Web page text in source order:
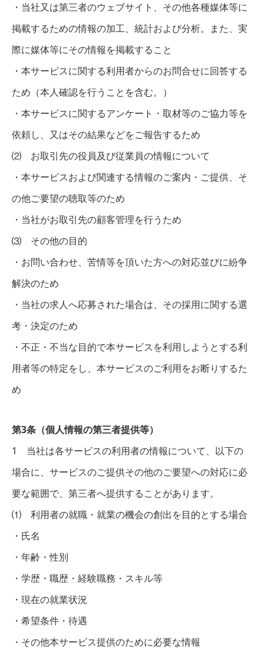
・当社又は第三者のウェブサイト、その他各種媒体等に
掲載するための情報の加工、統計および分析。また、実
際に媒体等にその情報を掲載すること
・本サービスに関する利用者からのお問合せに回答する
ため（本人確認を行うことを含む。）
・本サービスに関するアンケート・取材等のご協力等を
依頼し、又はその結果などをご報告するため
⑵ お取引先の役員及び従業員の情報について
・本サービスおよび関連する情報のご案内・ご提供、そ
の他ご要望の聴取等のため
・当社がお取引先の顧客管理を行うため
⑶ その他の目的
・お問い合わせ、苦情等を頂いた方への対応並びに紛争
解決のため
・当社の求人へ応募された場合は、その採用に関する選
考・決定のため
・不正・不当な目的で本サービスを利用しようとする利
用者等の特定をし、本サービスのご利用をお断りするた
め
第3条（個人情報の第三者提供等）
1 当社は各サービスの利用者の情報について、以下の
場合に、サービスのご提供その他のご要望への対応に必
要な範囲で、第三者へ提供することがあります。
⑴ 利用者の就職・就業の機会の創出を目的とする場合
・氏名
・年齢・性別
・学歴・職歴・経験職務・スキル等
・現在の就業状況
・希望条件・待遇
・その他本サービス提供のために必要な情報